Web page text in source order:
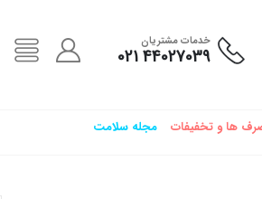
خدمات مشتریان
44027039 021
ها و تخفیفات مجله سلامت